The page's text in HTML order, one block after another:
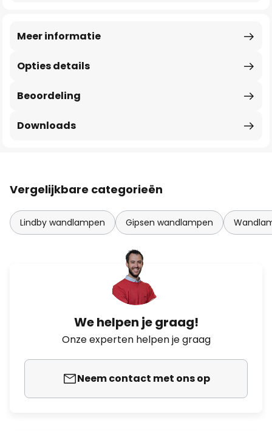
Opties details
Meer informatie
Beoordeling
Downloads
Vergelijkbare categorieën
Lindby wandlampen Gipsen wandlampen
We helpen je graag!
Onze experten helpen je graag
Neem contact met ons op